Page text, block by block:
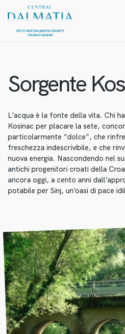
Sorgente
L’acqua è la fonte della vita. Chi
Kosinac per placare la sete,
particolarmente “dolce”, che
freschezza indescrivibile, e che
nuova energia. Nascondendo nel
antichi progenitori croati della
ancora oggi, a cento anni
potabile per Sinj, un’oasi di pace